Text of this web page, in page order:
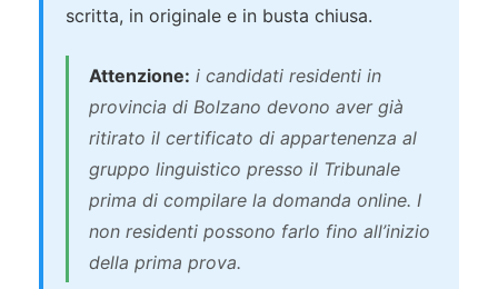
scritta, in originale e in busta chiusa.
Attenzione: i candidati residenti in
provincia di Bolzano devono aver già
ritirato il certificato di appartenenza al
gruppo linguistico presso il Tribunale
prima di compilare la domanda online. I
non residenti possono farlo fino all’inizio
della prima prova.